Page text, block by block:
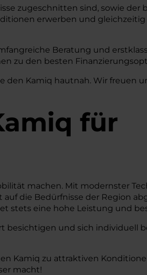
zugeschnitten sind, sowie der
erwerben und
Beratung und
zu den besten
Kamiq hautnah. Wir freuen
für
machen. Mit modernster
die Bedürfnisse der Region
stets eine hohe Leistung und
und sich individuell
Kamiq zu attraktiven
macht!